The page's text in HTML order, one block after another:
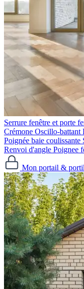
Serrure fenêtre et porte
Crémone Oscillo-battant
Poignée baie coulissante
Renvoi d'angle Poignee
Mon portail &